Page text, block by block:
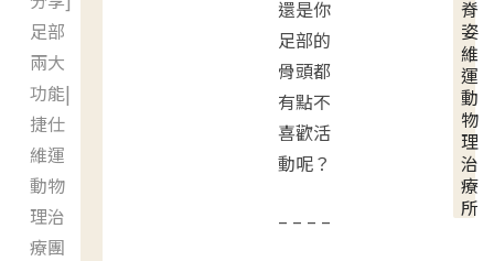
足部
兩大
功能|
捷仕
維運
動物
理治
療團
還是你
足部的
骨頭都
有點不
喜歡活
動呢？
– – – –
脊
姿
維
運
動
物
理
治
療
所